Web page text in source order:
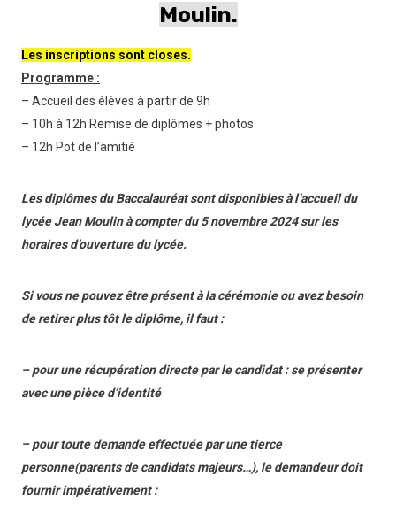
Moulin.
Les inscriptions sont closes.
Programme :
– Accueil des élèves à partir de 9h
– 10h à 12h Remise de diplômes + photos
– 12h Pot de l’amitié
Les diplômes du Baccalauréat sont disponibles à l’accueil du
lycée Jean Moulin à compter du 5 novembre 2024 sur les
horaires d’ouverture du lycée.
Si vous ne pouvez être présent à la cérémonie ou avez besoin
de retirer plus tôt le diplôme, il faut :
– pour une récupération directe par le candidat : se présenter
avec une pièce d’identité
– pour toute demande effectuée par une tierce
personne(parents de candidats majeurs…), le demandeur doit
fournir impérativement :